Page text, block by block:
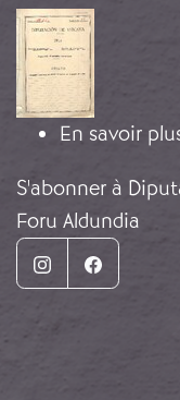
Image
En savoir
S'abonner à
Foru Aldundia
InstagramFacebook